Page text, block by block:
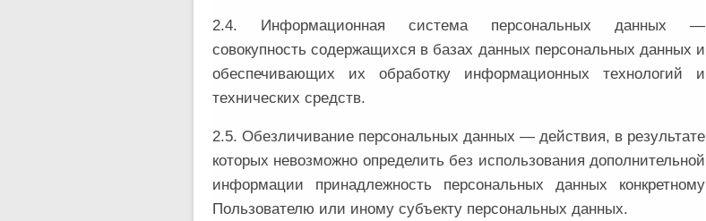
2.4. Информационная система персональных данных —
совокупность содержащихся в базах данных персональных данных и
обеспечивающих их обработку информационных технологий и
технических средств.
2.5. Обезличивание персональных данных — действия, в результате
которых невозможно определить без использования дополнительной
информации принадлежность персональных данных конкретному
Пользователю или иному субъекту персональных данных.